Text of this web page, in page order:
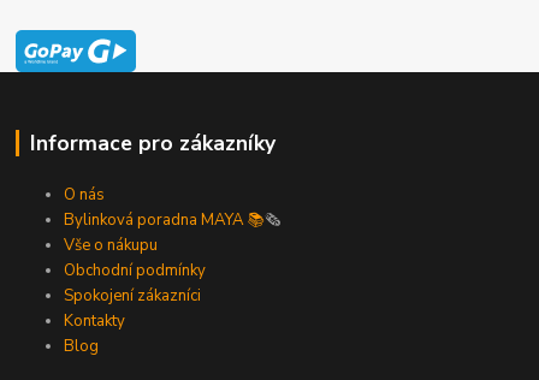
Informace pro zákazníky
O nás
Bylinková poradna MAYA 📚🗞️
Vše o nákupu
Obchodní podmínky
Spokojení zákazníci
Kontakty
Blog